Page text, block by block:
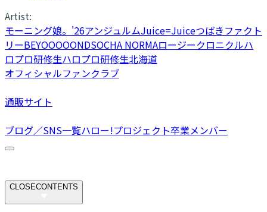
Artist:
モーニング娘。'26アンジュルムJuice=Juiceつばきファクト
リーBEYOOOOONDSOCHA NORMAロージークロニクルハ
ロプロ研修生ハロプロ研修生北海道
オフィシャルファンクラブ
通販サイト
ブログ／SNS一覧ハロー!プロジェクト卒業メンバー
CLOSECONTENTS